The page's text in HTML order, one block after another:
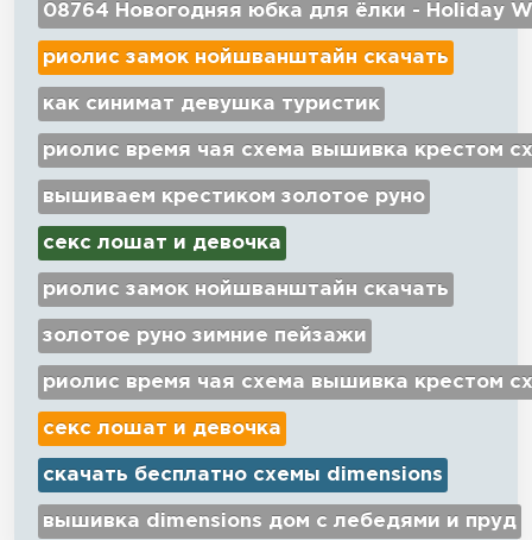
08764 Новогодняя юбка для ёлки - Holiday
риолис замок нойшванштайн скачать
как синимат девушка туристик
риолис время чая схема вышивка крестом
вышиваем крестиком золотое руно
секс лошат и девочка
риолис замок нойшванштайн скачать
золотое руно зимние пейзажи
риолис время чая схема вышивка крестом
секс лошат и девочка
скачать бесплатно схемы dimensions
вышивка dimensions дом с лебедями и пруд